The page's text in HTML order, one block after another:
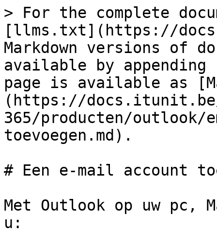
> For the complete
[llms.txt](https://
Markdown versions of
available by
page is available as
(https://
365/producten/outlook/
toevoegen.md).
# Een e-mail account
Met Outlook op uw pc,
u: